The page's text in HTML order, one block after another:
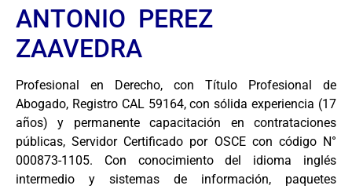
ANTONIO PEREZ
ZAAVEDRA
Profesional en Derecho, con Título Profesional de
Abogado, Registro CAL 59164, con sólida experiencia (17
años) y permanente capacitación en contrataciones
públicas, Servidor Certificado por OSCE con código N°
000873-1105. Con conocimiento del idioma inglés
intermedio y sistemas de información, paquetes